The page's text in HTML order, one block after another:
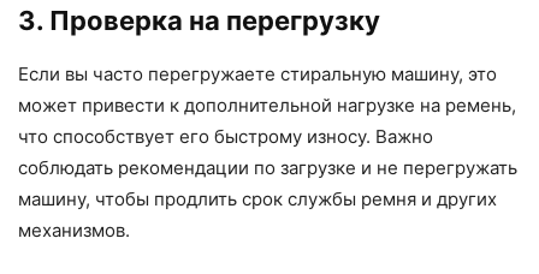
3. Проверка на перегрузку
Если вы часто перегружаете стиральную машину, это
может привести к дополнительной нагрузке на ремень,
что способствует его быстрому износу. Важно
соблюдать рекомендации по загрузке и не перегружать
машину, чтобы продлить срок службы ремня и других
механизмов.